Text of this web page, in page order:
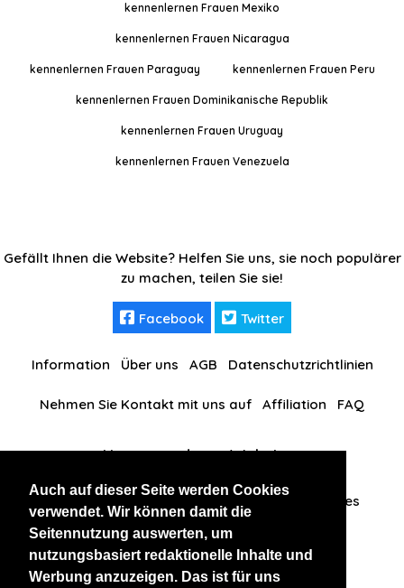
Auch auf dieser Seite werden Cookies
verwendet. Wir können damit die
Seitennutzung auswerten, um
nutzungsbasiert redaktionelle Inhalte und
Werbung anzuzeigen. Das ist für uns
kennenlernen Frauen Mexiko
kennenlernen Frauen Nicaragua
kennenlernen Frauen Paraguay kennenlernen Frauen Peru
kennenlernen Frauen Dominikanische Republik
kennenlernen Frauen Uruguay
kennenlernen Frauen Venezuela
Gefällt Ihnen die Website? Helfen Sie uns, sie noch populärer
zu machen, teilen Sie sie!
Facebook Twitter
Information Über uns AGB Datenschutzrichtlinien
Nehmen Sie Kontakt mit uns auf Affiliation FAQ
Unsere anderen Websites
BlackAndBeauties